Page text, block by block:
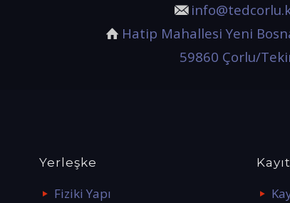
Hatip Mahallesi Yeni
59860 Çorlu/
Yerleşke
Fiziki Yapı
Kayıt